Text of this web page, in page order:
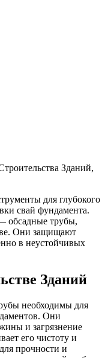
Зданий,
для глубокого
свай фундамента.
обсадные трубы,
Они защищают
в неустойчивых
Зданий
необходимы для
Они
и загрязнение
его чистоту и
прочности и